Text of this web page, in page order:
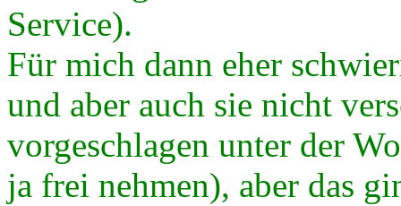
Service).
Für mich dann eher
und aber auch sie nicht
vorgeschlagen unter der
ja frei nehmen), aber das